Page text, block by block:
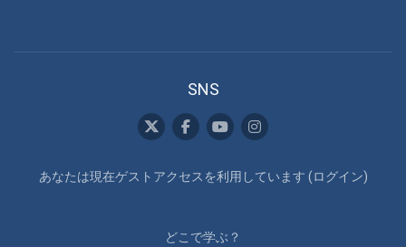
SNS
あなたは現在ゲストアクセスを利用しています (ログイン)
どこで学ぶ？